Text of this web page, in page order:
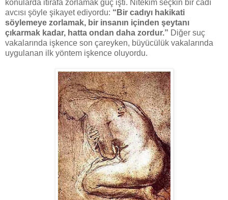
konularda itirafa zorlamak güç işti. Nitekim seçkin bir cadı
avcısı şöyle şikayet ediyordu: “Bir cadıyı hakikati
söylemeye zorlamak, bir insanın içinden şeytanı
çıkarmak kadar, hatta ondan daha zordur.” Diğer suç
vakalarında işkence son çareyken, büyücülük vakalarında
uygulanan ilk yöntem işkence oluyordu.